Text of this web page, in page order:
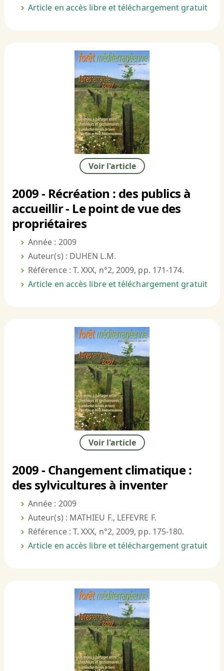
Article en accès libre et téléchargement gratuit
Voir l'article
2009 - Récréation : des publics à
accueillir - Le point de vue des
propriétaires
Année : 2009
Auteur(s) : DUHEN L.M.
Référence : T. XXX, n°2, 2009, pp. 171-174.
Article en accès libre et téléchargement gratuit
Voir l'article
2009 - Changement climatique :
des sylvicultures à inventer
Année : 2009
Auteur(s) : MATHIEU F., LEFEVRE F.
Référence : T. XXX, n°2, 2009, pp. 175-180.
Article en accès libre et téléchargement gratuit